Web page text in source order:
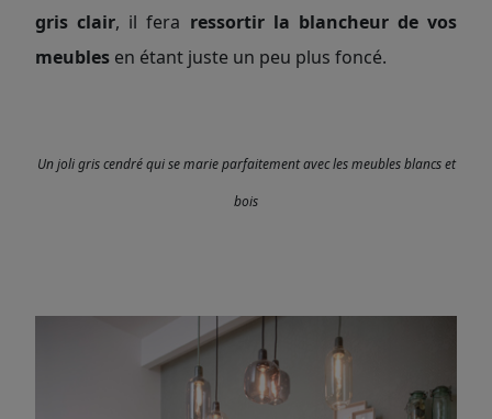
gris clair, il fera ressortir la blancheur de vos
meubles en étant juste un peu plus foncé.
Un joli gris cendré qui se marie parfaitement avec les meubles blancs et
bois